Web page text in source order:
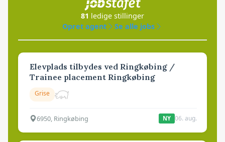
81 ledige stillinger
Opret agent
Se alle jobs
Elevplads tilbydes ved Ringkøbing /
Trainee placement Ringkøbing
Grise
6950, Ringkøbing NY 06. aug.